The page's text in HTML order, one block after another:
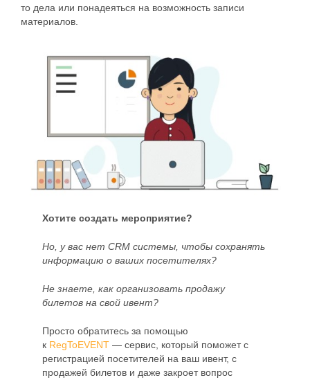
то дела или понадеяться на возможность записи
материалов.
Хотите создать мероприятие?
Но, у вас нет CRM системы, чтобы сохранять
информацию о ваших посетителях?
Не знаете, как организовать продажу
билетов на свой ивент?
Просто обратитесь за помощью
к RegToEVENT — сервис, который поможет с
регистрацией посетителей на ваш ивент, с
продажей билетов и даже закроет вопрос